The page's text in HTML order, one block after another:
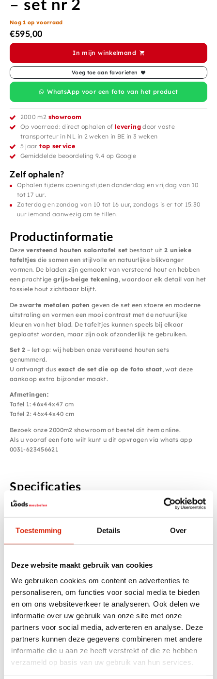
Toestemming Details Over
Deze website maakt gebruik van cookies
We gebruiken cookies om content en advertenties te
personaliseren, om functies voor social media te bieden
en om ons websiteverkeer te analyseren. Ook delen we
informatie over uw gebruik van onze site met onze
partners voor social media, adverteren en analyse. Deze
partners kunnen deze gegevens combineren met andere
informatie die u aan ze heeft verstrekt of die ze hebben
verzameld op basis van uw gebruik van hun services.
– set nr 2
Nog 1 op voorraad
€595,00
In mijn winkelmand
Voeg toe aan favorieten
WhatsApp voor een foto van het product
2000 m2 showroom
Op voorraad: direct ophalen ofleveringdoor vaste
transporteur in NL in 2 weken in BE in 3 weken
5 jaartop service
Gemiddelde beoordeling 9.4 op Google
Zelf ophalen?
Ophalen tijdens openingstijden donderdag en vrijdag van 10
tot 17 uur.
Zaterdag en zondag van 10 tot 16 uur, zondags is er tot 15:30
uur iemand aanwezig om te tillen.
Productinformatie
Deze versteend houten salontafel set bestaat uit2 unieke
tafeltjes die samen een stijlvolle en natuurlijke blikvanger
vormen. De bladen zijn gemaakt van versteend hout en hebben
een prachtigegrijs-beige tekening, waardoor elk detail van het
fossiele hout zichtbaar blijft.
Dezwarte metalen poten geven de set een stoere en moderne
uitstraling en vormen een mooi contrast met de natuurlijke
kleuren van het blad. De tafeltjes kunnen speels bij elkaar
geplaatst worden, maar zijn ook afzonderlijk te gebruiken.
Set 2 – let op: wij hebben onze versteend houten sets
genummerd.
U ontvangt dus exact de set die op de foto staat, wat deze
aankoop extra bijzonder maakt.
Afmetingen:
Tafel 1: 46x44x47 cm
Tafel 2: 46x44x40 cm
Bezoek onze 2000m2 showroom of bestel dit item online.
Als u vooraf een foto wilt kunt u dit opvragen via whats app
0031-623456621
Specificaties
Houtsoort
Anderen bekeken ook
Set van 2 versteend houten Set van 2 versteend houten